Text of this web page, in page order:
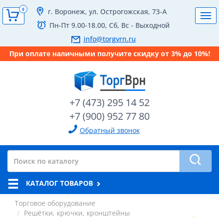
г. Воронеж, ул. Острогожская, 73-А
Пн-Пт 9.00-18.00, Сб, Вс - Выходной
info@torgvrn.ru
При оплате наличными получите скидку от 3% до 10%!
+7 (473) 295 14 52
+7 (900) 952 77 80
Обратный звонок
0
КАТАЛОГ ТОВАРОВ
Торговое оборудование
Решётки, крючки, кронштейны